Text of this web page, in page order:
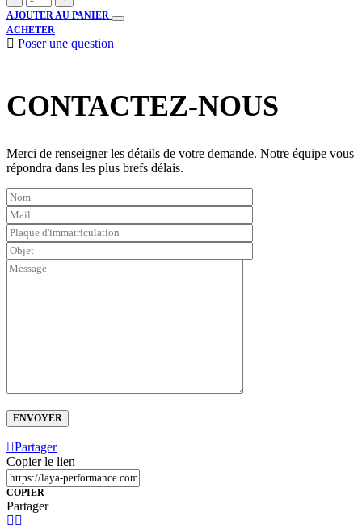
AJOUTER AU PANIER
ACHETER
Poser une question
this
field
CONTACTEZ-NOUS
Merci de renseigner les détails de votre demande. Notre équipe vous
répondra dans les plus brefs délais.
Partager
Copier le lien
COPIER
Partager